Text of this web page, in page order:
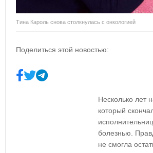
Тина Кароль снова столкнулась с онкологией
Поделиться этой новостью:
Несколько лет
который
болезнью.
не смогла